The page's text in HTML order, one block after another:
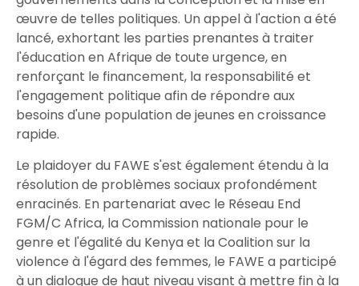
œuvre de telles politiques. Un appel à l'action a été
lancé, exhortant les parties prenantes à traiter
l'éducation en Afrique de toute urgence, en
renforçant le financement, la responsabilité et
l'engagement politique afin de répondre aux
besoins d'une population de jeunes en croissance
rapide.
Le plaidoyer du FAWE s'est également étendu à la
résolution de problèmes sociaux profondément
enracinés. En partenariat avec le Réseau End
FGM/C Africa, la Commission nationale pour le
genre et l'égalité du Kenya et la Coalition sur la
violence à l'égard des femmes, le FAWE a participé
à un dialogue de haut niveau visant à mettre fin à la